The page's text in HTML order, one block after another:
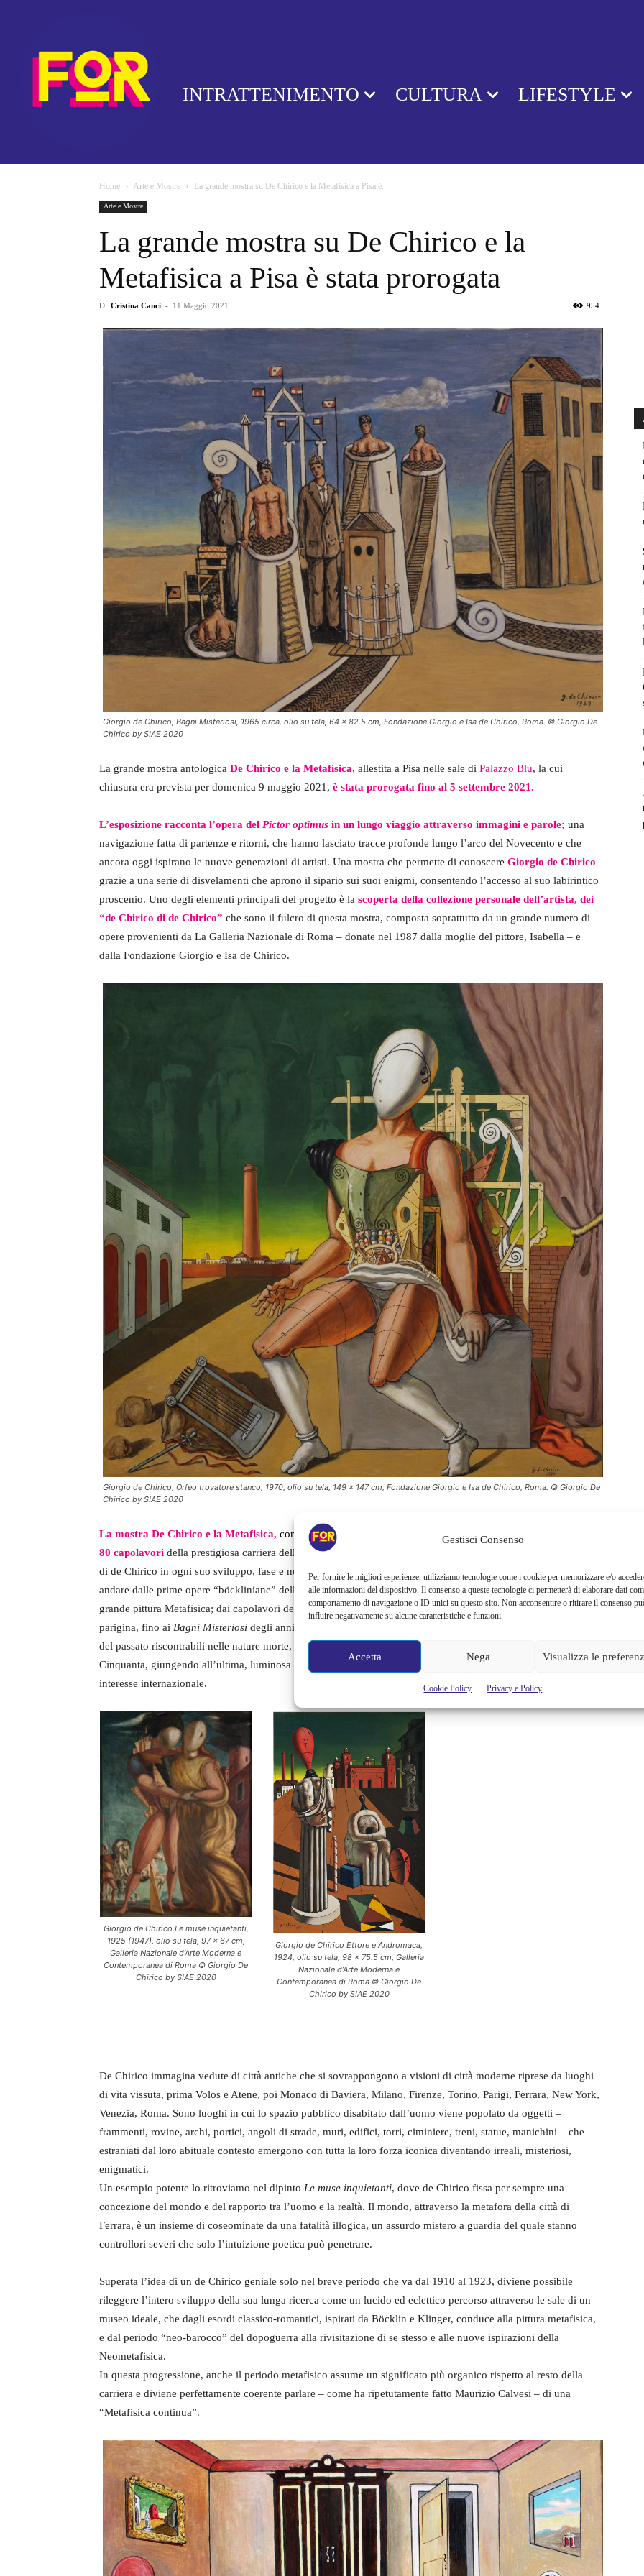
Gestisci Consenso
Per fornire le migliori esperienze, utilizziamo tecnologie come i cookie per memorizzare e/o
alle informazioni del dispositivo. Il consenso a queste tecnologie ci permetterà di elaborare dati
comportamento di navigazione o ID unici su questo sito. Non acconsentire o ritirare il consenso
influire negativamente su alcune caratteristiche e funzioni.
Accetta Nega Visualizza le
Cookie Policy Privacy e Policy
INTRATTENIMENTO CULTURA LIFESTYLE
Home Arte e Mostre La grande mostra su De Chirico e la Metafisica a Pisa è...
Arte e Mostre
La grande mostra su De Chirico e la
Metafisica a Pisa è stata prorogata
Di Cristina Canci - 11 Maggio 2021 954
Giorgio de Chirico, Bagni Misteriosi, 1965 circa, olio su tela, 64 x 82.5 cm, Fondazione Giorgio e Isa de Chirico, Roma. © Giorgio De
Chirico by SIAE 2020
La grande mostra antologica De Chirico e la Metafisica, allestita a Pisa nelle sale di Palazzo Blu, la cui
chiusura era prevista per domenica 9 maggio 2021, è stata prorogata fino al 5 settembre 2021.
L’esposizione racconta l’opera del Pictor optimus in un lungo viaggio attraverso immagini e parole; una
navigazione fatta di partenze e ritorni, che hanno lasciato tracce profonde lungo l’arco del Novecento e che
ancora oggi ispirano le nuove generazioni di artisti. Una mostra che permette di conoscere Giorgio de Chirico
grazie a una serie di disvelamenti che aprono il sipario sui suoi enigmi, consentendo l’accesso al suo labirintico
proscenio. Uno degli elementi principali del progetto è la scoperta della collezione personale dell’artista, dei
“de Chirico di de Chirico” che sono il fulcro di questa mostra, composta soprattutto da un grande numero di
opere provenienti da La Galleria Nazionale di Roma – donate nel 1987 dalla moglie del pittore, Isabella – e
dalla Fondazione Giorgio e Isa de Chirico.
Giorgio de Chirico, Orfeo trovatore stanco, 1970, olio su tela, 149 x 147 cm, Fondazione Giorgio e Isa de Chirico, Roma. © Giorgio De
Chirico by SIAE 2020
La mostra De Chirico e la Metafisica, con la curatela di Saretto Cincinelli e Lorenzo Canova
80 capolavori della prestigiosa carriera dell’artista, seguendo un percorso cronologico che attraversa il lavoro
di de Chirico in ogni suo sviluppo, fase e nodi tematici. Il percorso delle opere esposte ha infatti il merito di
andare dalle prime opere “böckliniane” della fine del primo decennio del Novecento agli anni Dieci della
grande pittura Metafisica; dai capolavori del periodo “classico” dei primi anni Venti della “seconda metafisica”
parigina, fino ai Bagni Misteriosi degli anni Trenta, alle straordinarie ricerche sulla pittura dei grandi maestri
del passato riscontrabili nelle nature morte, nei nudi e negli autoritratti, realizzati tra gli anni Trenta e gli anni
Cinquanta, giungendo all’ultima, luminosa fase neometafisica che recentemente ha riscosso un grande
interesse internazionale.
Giorgio de Chirico Le muse inquietanti,
1925 (1947), olio su tela, 97 x 67 cm,
Galleria Nazionale d’Arte Moderna e
Contemporanea di Roma © Giorgio De
Chirico by SIAE 2020
Giorgio de Chirico Ettore e Andromaca,
1924, olio su tela, 98 x 75.5 cm, Galleria
Nazionale d’Arte Moderna e
Contemporanea di Roma © Giorgio De
Chirico by SIAE 2020
De Chirico immagina vedute di città antiche che si sovrappongono a visioni di città moderne riprese da luoghi
di vita vissuta, prima Volos e Atene, poi Monaco di Baviera, Milano, Firenze, Torino, Parigi, Ferrara, New York,
Venezia, Roma. Sono luoghi in cui lo spazio pubblico disabitato dall’uomo viene popolato da oggetti –
frammenti, rovine, archi, portici, angoli di strade, muri, edifici, torri, ciminiere, treni, statue, manichini – che
estraniati dal loro abituale contesto emergono con tutta la loro forza iconica diventando irreali, misteriosi,
enigmatici.
Un esempio potente lo ritroviamo nel dipinto Le muse inquietanti, dove de Chirico fissa per sempre una
concezione del mondo e del rapporto tra l’uomo e la realtà. Il mondo, attraverso la metafora della città di
Ferrara, è un insieme di coseominate da una fatalità illogica, un assurdo mistero a guardia del quale stanno
controllori severi che solo l’intuizione poetica può penetrare.
Superata l’idea di un de Chirico geniale solo nel breve periodo che va dal 1910 al 1923, diviene possibile
rileggere l’intero sviluppo della sua lunga ricerca come un lucido ed eclettico percorso attraverso le sale di un
museo ideale, che dagli esordi classico-romantici, ispirati da Böcklin e Klinger, conduce alla pittura metafisica,
e dal periodo “neo-barocco” del dopoguerra alla rivisitazione di se stesso e alle nuove ispirazioni della
Neometafisica.
In questa progressione, anche il periodo metafisico assume un significato più organico rispetto al resto della
carriera e diviene perfettamente coerente parlare – come ha ripetutamente fatto Maurizio Calvesi – di una
“Metafisica continua”.